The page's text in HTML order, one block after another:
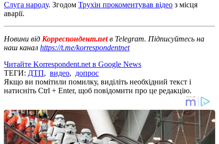
Слуга народу. Згодом Трухін прокоментував відео з місця
аварії.
Новини від Корреспондент.netв Telegram. Підписуйтесь на
наш канал https://t.me/korrespondentnet
Читайте Korrespondent.net в Google News
ТЕГИ: ДТП, видео, допрос
Якщо ви помітили помилку, виділіть необхідний текст і
натисніть Ctrl + Enter, щоб повідомити про це редакцію.